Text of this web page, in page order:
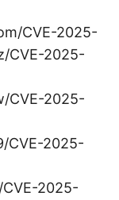
CVE-2025-
CVE-2025-
CVE-2025-
CVE-2025-
2025-